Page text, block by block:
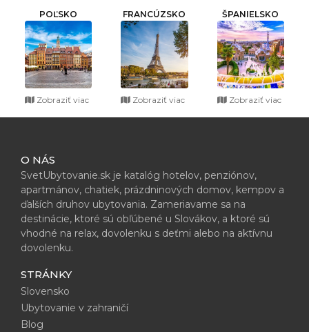
POĽSKO
Zobraziť viac
FRANCÚZSKO
Zobraziť viac
ŠPANIELSKO
Zobraziť viac
O NÁS
SvetUbytovanie.sk je katalóg hotelov, penziónov,
apartmánov, chatiek, prázdninových domov, kempov a
ďalších druhov ubytovania. Zameriavame sa na
destinácie, ktoré sú obľúbené u Slovákov, a ktoré sú
vhodné na relax, dovolenku s deťmi alebo na aktívnu
dovolenku.
STRÁNKY
Slovensko
Ubytovanie v zahraničí
Blog